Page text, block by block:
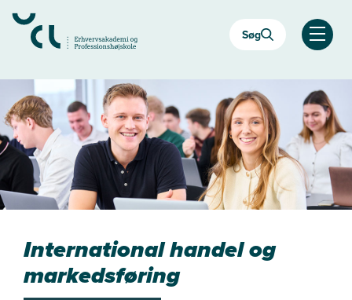
hovedindhold
Søg
Åben
International handel og
markedsføring